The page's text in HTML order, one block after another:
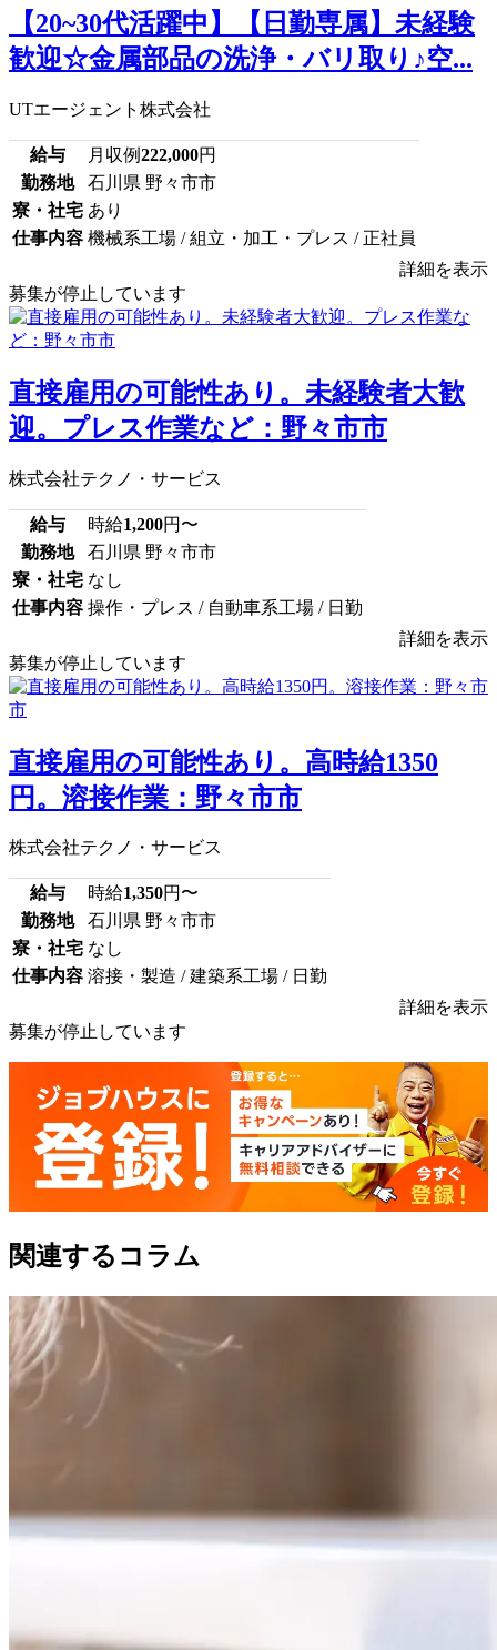
【20~30代活躍中】【日勤専属】未経験
歓迎☆金属部品の洗浄・バリ取り♪空...
UTエージェント株式会社
給与 月収例222,000円
勤務地
石川県 野々市市
寮・社宅 あり
仕事内容 機械系工場 / 組立・加工・プレス / 正社員
詳細を表示
募集が停止しています
直接雇用の可能性あり。未経験者大歓
迎。プレス作業など：野々市市
株式会社テクノ・サービス
給与 時給1,200円〜
勤務地
石川県 野々市市
寮・社宅 なし
仕事内容 操作・プレス / 自動車系工場 / 日勤
詳細を表示
募集が停止しています
直接雇用の可能性あり。高時給1350
円。溶接作業：野々市市
株式会社テクノ・サービス
給与 時給1,350円〜
勤務地
石川県 野々市市
寮・社宅 なし
仕事内容 溶接・製造 / 建築系工場 / 日勤
詳細を表示
募集が停止しています
関連するコラム